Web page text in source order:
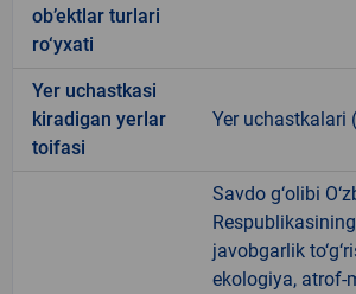
ob’ektlar turlari
ro‘yxati
Yer uchastkasi
kiradigan yerlar
toifasi
Yer uchastkalari
Savdo g‘olibi
javobgarlik
ekologiya, atrof-